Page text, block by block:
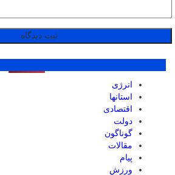
انرژی
استانها
اقتصادی
دولت
گوناگون
مقالات
پیام
ورزش